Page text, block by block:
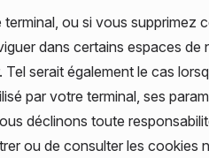
ou si vous
dans certains espaces
serait également le cas
par votre terminal, ses
déclinons toute
ou de consulter les